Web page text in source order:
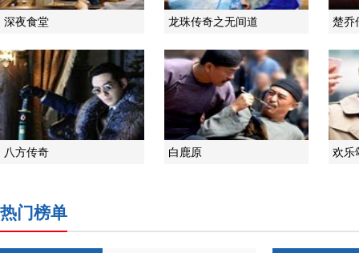
深夜食堂 龙珠传奇之无间道 楚乔
八方传奇 白鹿原 欢乐
热门榜单